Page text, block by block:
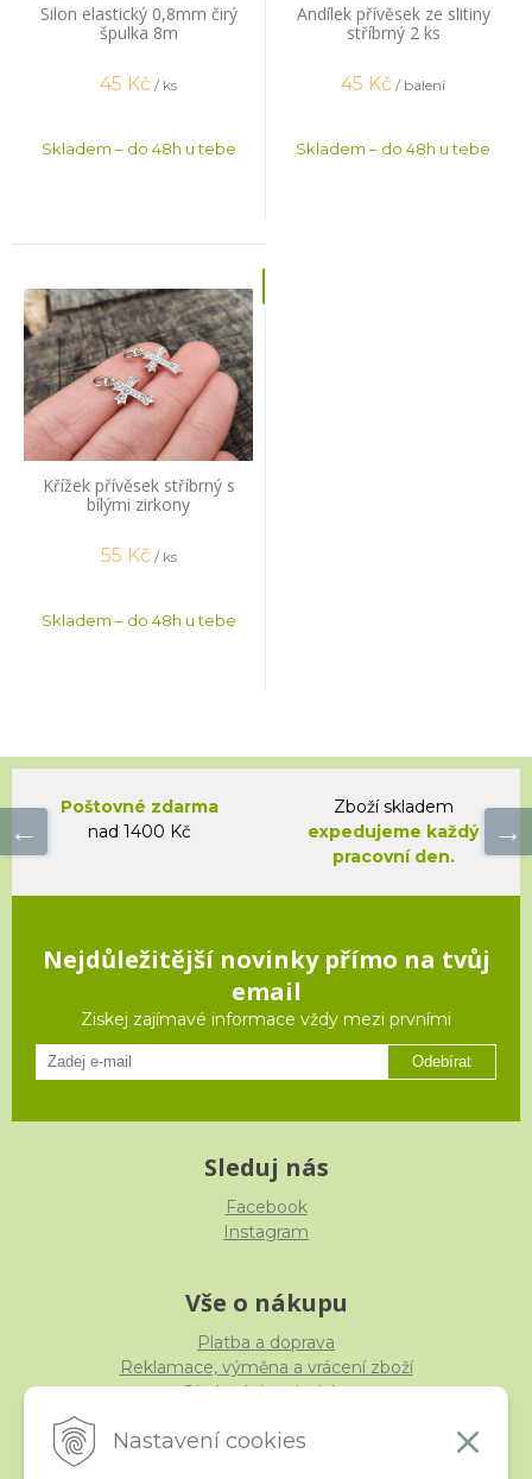
Nastavení cookies
Silon elastický 0,8mm čirý
špulka 8m
45 Kč / ks
Skladem – do 48h u tebe
Andílek přívěsek ze slitiny
stříbrný 2 ks
45 Kč / balení
Skladem – do 48h u tebe
Křížek přívěsek stříbrný s
bílými zirkony
55 Kč / ks
Skladem – do 48h u tebe
Poštovné zdarma
nad 1400 Kč
Zboží skladem
expedujeme každý
pracovní den.
Nejdůležitější novinky přímo na tvůj
email
Ziskej zajímavé informace vždy mezi prvními
Odebírat
Sleduj nás
Facebook
Instagram
Vše o nákupu
Platba a doprava
Reklamace, výměna a vrácení zboží
Obchodní podmínky